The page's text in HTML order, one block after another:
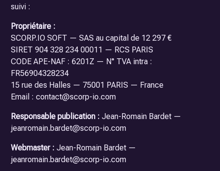
suivi :
Propriétaire :
SCORP.IO SOFT — SAS au capital de 12 297 €
SIRET 904 328 234 00011 — RCS PARIS
CODE APE-NAF : 6201Z — N° TVA intra :
FR56904328234
15 rue des Halles — 75001 PARIS — France
Email : contact@scorp-io.com
Responsable publication : Jean-Romain Bardet —
jeanromain.bardet@scorp-io.com
Webmaster : Jean-Romain Bardet —
jeanromain.bardet@scorp-io.com